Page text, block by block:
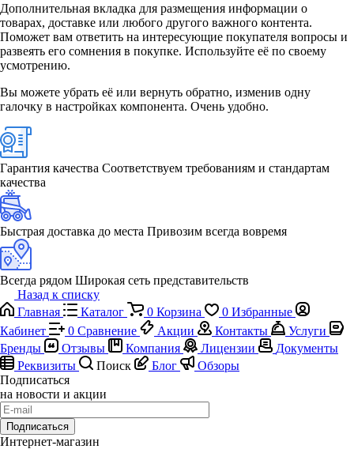
Дополнительная вкладка для размещения информации о
товарах, доставке или любого другого важного контента.
Поможет вам ответить на интересующие покупателя вопросы и
развеять его сомнения в покупке. Используйте её по своему
усмотрению.
Вы можете убрать её или вернуть обратно, изменив одну
галочку в настройках компонента. Очень удобно.
Гарантия качества Соответствуем требованиям и стандартам
качества
Быстрая доставка до места Привозим всегда вовремя
Всегда рядом Широкая сеть представительств
Назад к списку
Главная
Каталог 0 Корзина 0 Избранные
Кабинет
0 Сравнение Акции Контакты
Услуги
Бренды
Отзывы Компания Лицензии
Документы
Реквизиты
Поиск Блог
Обзоры
Подписаться
на новости и акции
Подписаться
Интернет-магазин